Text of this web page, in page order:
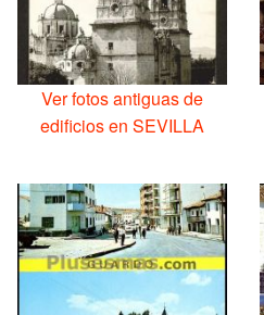
Ver fotos antiguas de
edificios en SEVILLA